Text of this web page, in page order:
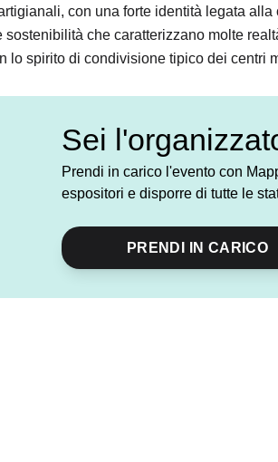
con una forte identità legata
che caratterizzano molte
lo spirito di condivisione tipico dei centri
Sei
Prendi in carico l'evento con
espositori e disporre di tutte le
PRENDI IN CARICO